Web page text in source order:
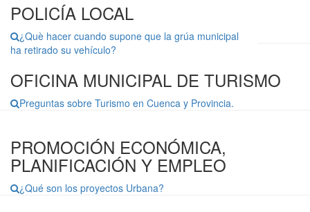
POLICÍA LOCAL
¿Què hacer cuando supone que la grúa municipal
ha retirado su vehículo?
OFICINA MUNICIPAL DE TURISMO
Preguntas sobre Turismo en Cuenca y Provincia.
PROMOCIÓN ECONÓMICA,
PLANIFICACIÓN Y EMPLEO
¿Qué son los proyectos Urbana?